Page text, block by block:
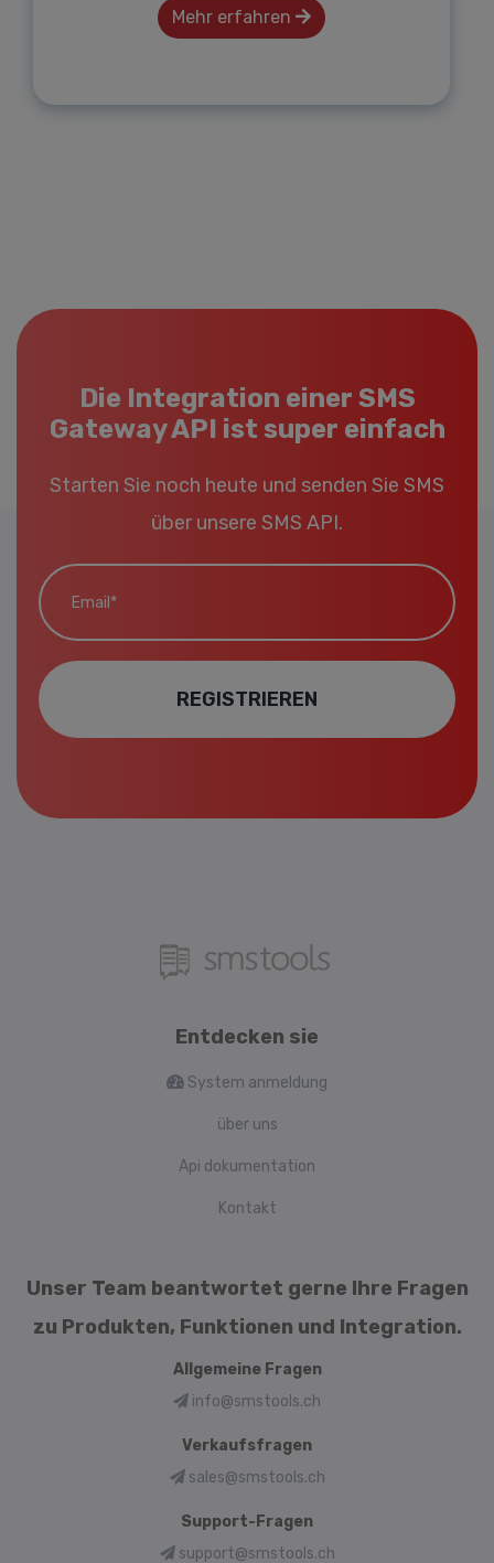
Mehr erfahren
Die Integration einer SMS
Gateway API ist super einfach
Starten Sie noch heute und senden Sie SMS
über unsere SMS API.
Email*
REGISTRIEREN
Entdecken sie
System anmeldung
über uns
Api dokumentation
Kontakt
Unser Team beantwortet gerne Ihre Fragen
zu Produkten, Funktionen und Integration.
Allgemeine Fragen
info@smstools.ch
Verkaufsfragen
sales@smstools.ch
Support-Fragen
support@smstools.ch